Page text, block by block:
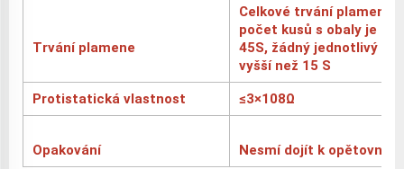
Trvání plamene
Celkové trvání plamene
počet kusů s obaly je
45S, žádný jednotlivý
vyšší než 15 S
Protistatická vlastnost ≤3×108Ω
Opakování Nesmí dojít k